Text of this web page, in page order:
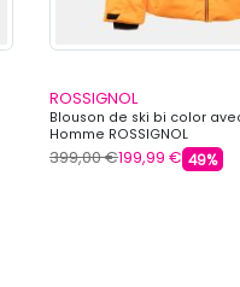
ROSSIGNOL
Blouson de ski bi color
Homme ROSSIGNOL
399,00 €199,99 € 49%